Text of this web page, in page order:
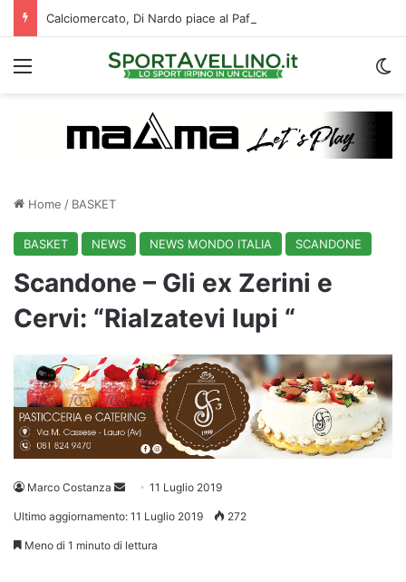
Menu
Home / BASKET
BASKET NEWS NEWS MONDO ITALIA SCANDONE
Scandone – Gli ex Zerini e
Cervi: “Rialzatevi lupi “
Marco Costanza
Invia 11 Luglio 2019
Ultimo aggiornamento: 11 Luglio 2019 272
Meno di 1 minuto di lettura